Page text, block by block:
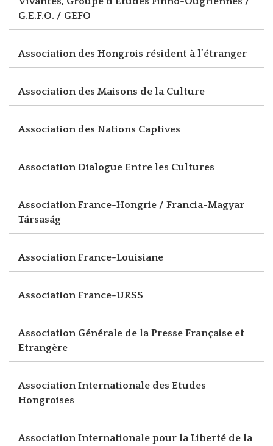
G.E.F.O. / GEFO
Association des Hongrois résident à l’étranger
Association des Maisons de la Culture
Association des Nations Captives
Association Dialogue Entre les Cultures
Association France-Hongrie / Francia-Magyar
Társaság
Association France-Louisiane
Association France-URSS
Association Générale de la Presse Française et
Etrangère
Association Internationale des Etudes
Hongroises
Association Internationale pour la Liberté de la